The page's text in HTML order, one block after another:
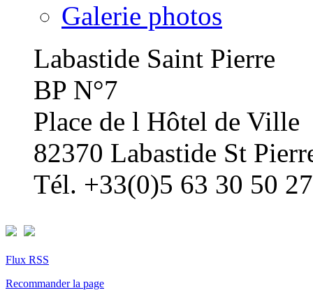
Galerie photos
Labastide Saint Pierre
BP N°7
Place de l Hôtel de Ville
82370 Labastide St
Tél. +33(0)5 63 30 50 27
Flux RSS
Recommander la page